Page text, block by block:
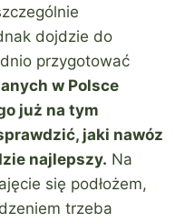
dojdzie do
przygotować
w Polsce
już na tym
jaki nawóz
najlepszy. Na
się podłożem,
trzeba